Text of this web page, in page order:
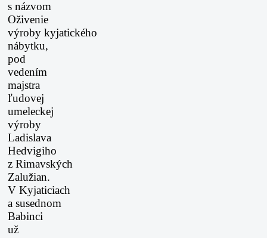
s názvom
Oživenie
výroby kyjatického
nábytku,
pod
vedením
majstra
ľudovej
umeleckej
výroby
Ladislava
Hedvigiho
z Rimavských
Zalužian.
V Kyjaticiach
a susednom
Babinci
už